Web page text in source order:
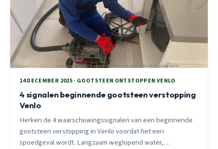
14 DECEMBER 2025 · GOOTSTEEN ONTSTOPPEN VENLO
4 signalen beginnende gootsteen verstopping
Venlo
Herken de 4 waarschuwingssignalen van een beginnende
gootsteen verstopping in Venlo voordat het een
spoedgeval wordt. Langzaam weglopend water,